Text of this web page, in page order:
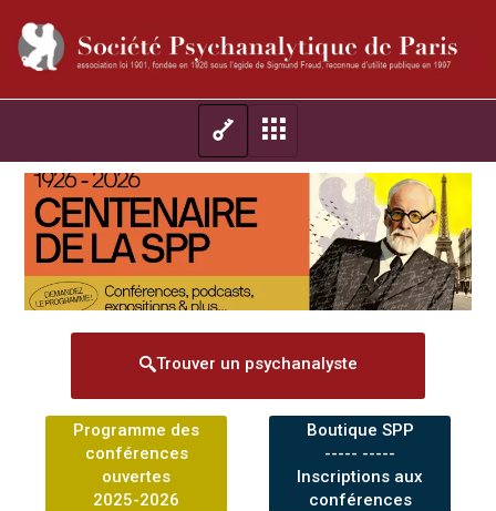
Trouver un psychanalyste
Programme des
conférences
ouvertes
2025-2026
Boutique SPP
----- -----
Inscriptions aux
conférences